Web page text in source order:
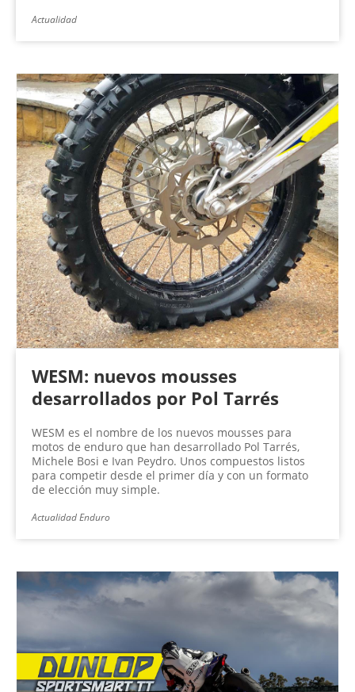
Actualidad
WESM: nuevos mousses
desarrollados por Pol Tarrés
WESM es el nombre de los nuevos mousses para
motos de enduro que han desarrollado Pol Tarrés,
Michele Bosi e Ivan Peydro. Unos compuestos listos
para competir desde el primer día y con un formato
de elección muy simple.
Actualidad Enduro